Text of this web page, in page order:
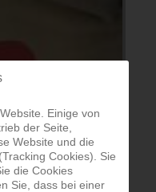
Einige von
der Seite,
Website und die
Cookies). Sie
die Cookies
Sie, dass bei einer